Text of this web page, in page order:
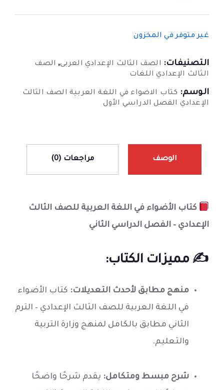
غير متوفر في المخزون
التصنيفات: الصف الثالث الإعدادي العربى, الصف
الثالث الإعدادي اللغات
الوسم: كتاب الاضواء في اللغة العربية الصف الثالث
الإعدادي الفصل الدراسي الأول
الوصف مراجعات (0)
كتاب الأضواء في اللغة العربية للصف الثالث
الإعدادي – الفصل الدراسي الثاني
✍️ مميزات الكتاب:
منهج مطابق لأحدث التعديلات: كتاب الأضواء
في اللغة العربية للصف الثالث الإعدادي – الترم
الثاني مطابق بالكامل لمنهج وزارة التربية
والتعليم.
شرح مبسط ومتكامل: يقدم شرحًا واضحًا